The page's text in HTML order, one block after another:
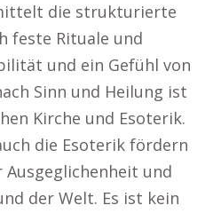
die strukturierte
feste Rituale und
und ein Gefühl von
Sinn und Heilung ist
Kirche und Esoterik.
die Esoterik fördern
Ausgeglichenheit und
der Welt. Es ist kein